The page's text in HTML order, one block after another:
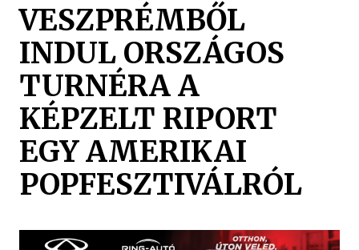
VESZPRÉMBŐL
INDUL ORSZÁGOS
TURNÉRA A
KÉPZELT RIPORT
EGY AMERIKAI
POPFESZTIVÁLRÓL